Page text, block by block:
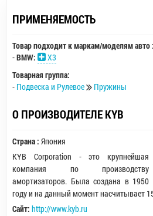
ПРИМЕНЯЕМОСТЬ
Товар подходит к маркам/моделям авто :
-BMW:
X3
Товарная группа:
- Подвеска и Рулевое Пружины
О ПРОИЗВОДИТЕЛЕ KYB
Страна : Япония
KYB Corporation - это крупнейшая
компания по производству
амортизаторов. Была создана в 1950
году и на данный момент насчитывает
Сайт: http://www.kyb.ru